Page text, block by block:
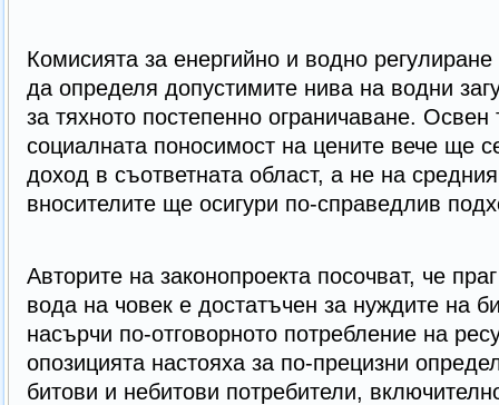
Комисията за енергийно и водно
да определя допустимите нива на водни
за тяхното постепенно ограничаване. Освен
социалната поносимост на цените вече ще
доход в съответната област, а не на
вносителите ще осигури по-справедлив
Авторите на законопроекта посочват, че
вода на човек е достатъчен за нуждите на
насърчи по-отговорното потребление на
опозицията настояха за по-прецизни
битови и небитови потребители,